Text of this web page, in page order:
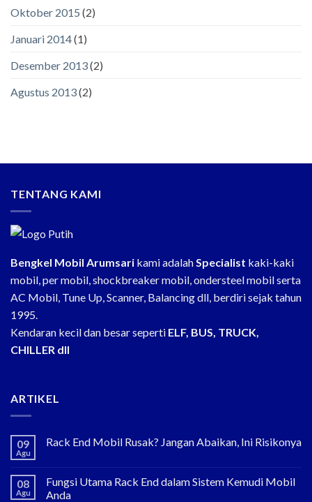
Oktober 2015 (2)
Januari 2014(1)
Desember 2013(2)
Agustus 2013(2)
TENTANG KAMI
Bengkel Mobil Arumsari kami adalahSpecialist kaki-kaki
mobil, per mobil, shockbreaker mobil, ondersteel mobil serta
AC Mobil, Tune Up, Scanner, Balancing dll, berdiri sejak tahun
1995.
Kendaran kecil dan besar seperti ELF, BUS, TRUCK,
CHILLER dll
ARTIKEL
09
Agu
Rack End Mobil Rusak? Jangan Abaikan, Ini Risikonya
08
Agu
Fungsi Utama Rack End dalam Sistem Kemudi Mobil
Anda